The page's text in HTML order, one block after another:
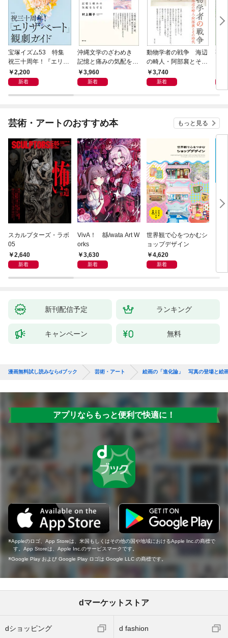
宝塚イズム53 特集
祝三十周年！『エリザ
ベート』観劇ガイド
2,200
新着
沖縄文学のざわめき
記憶と痛みの気配をな
ぞる3,960
新着
動物学者の戦争 海辺
の畸人・阿部襄とその
時代3,740
新着
事
芸術・アートのおすすめ本 もっと見る
スカルプターズ・ラボ
05
2,640
新着
VivA！ 緜/wata Art W
orks
3,630
新着
世界観で心をつかむシ
ョップデザイン
4,620
新着
新刊配信予定 ランキング
キャンペーン 無料
漫画無料試し読みならdブック 芸術・アート 絵画の「進化論」 写真の登場と絵
アプリならもっと便利で快適に！
Appleのロゴ、App Storeは、米国もしくはその他の国や地域におけるApple Inc.の商標で
す。App Storeは、Apple Inc.のサービスマークです。
Google Play および Google Play ロゴは Google LLC の商標です。
dマーケットストア
dショッピング d fashion